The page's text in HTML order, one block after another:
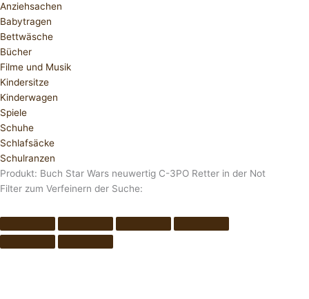
Anziehsachen
Babytragen
Bettwäsche
Bücher
Filme und Musik
Kindersitze
Kinderwagen
Spiele
Schuhe
Schlafsäcke
Schulranzen
Produkt: Buch Star Wars neuwertig C-3PO Retter in der Not
Filter zum Verfeinern der Suche: